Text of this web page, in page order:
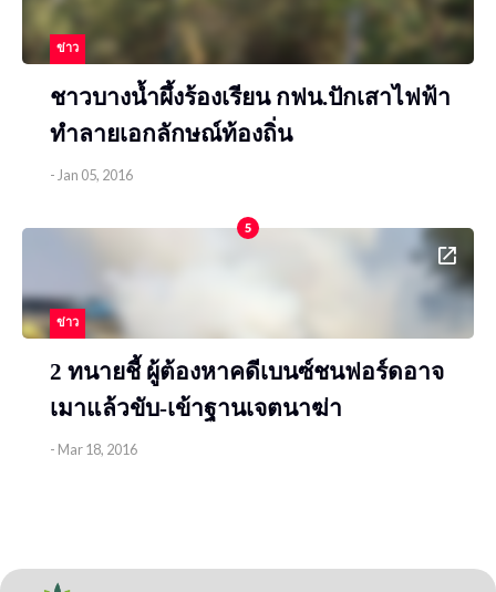
ข่าว
ชาวบางน้ำผึ้งร้องเรียน กฟน.ปักเสาไฟฟ้า
ทำลายเอกลักษณ์ท้องถิ่น
- Jan 05, 2016
5
ข่าว
2 ทนายชี้ ผู้ต้องหาคดีเบนซ์ชนฟอร์ดอาจ
เมาแล้วขับ-เข้าฐานเจตนาฆ่า
- Mar 18, 2016